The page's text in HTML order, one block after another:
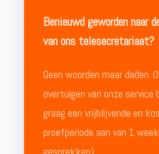
Benieuwd geworden naar
van ons telesecretariaat?
Geen woorden maar daden.
overtuigen van onze service
graag een vrijblijvende en
proefperiode aan van 1